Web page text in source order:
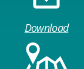
Download